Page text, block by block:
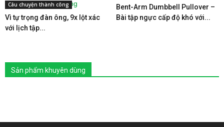
Câu chuyện thành công
Vì tự trọng đàn ông, 9x lột xác
với lịch tập...
Bent-Arm Dumbbell Pullover –
Bài tập ngực cấp độ khó với...
Sản phẩm khuyên dùng